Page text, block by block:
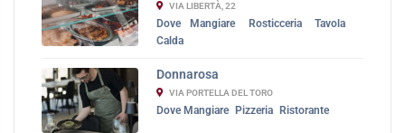
VIA LIBERTÀ, 22
Dove Mangiare Rosticceria
Tavola
Calda
Donnarosa
VIA PORTELLA DEL TORO
Dove Mangiare Pizzeria Ristorante